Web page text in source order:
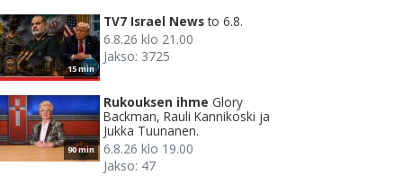
15 min
TV7 Israel News to 6.8.
6.8.26 klo 21.00
Jakso: 3725
90 min
Rukouksen ihme Glory
Backman, Rauli Kannikoski ja
Jukka Tuunanen.
6.8.26 klo 19.00
Jakso: 47